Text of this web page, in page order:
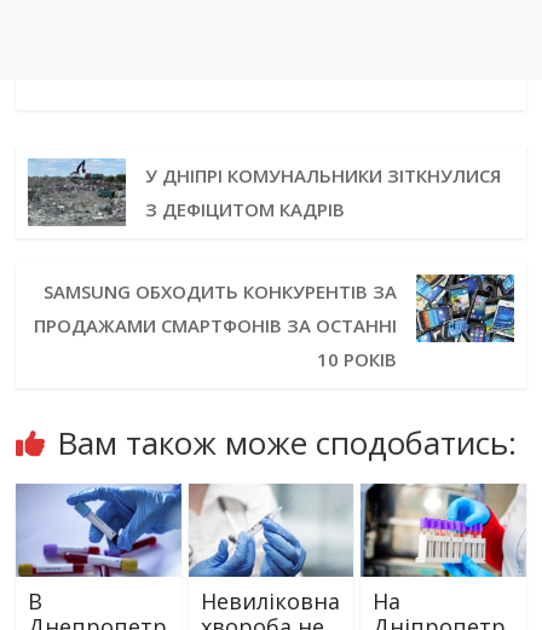
У ДНІПРІ КОМУНАЛЬНИКИ ЗІТКНУЛИСЯ
З ДЕФІЦИТОМ КАДРІВ
SAMSUNG ОБХОДИТЬ КОНКУРЕНТІВ ЗА
ПРОДАЖАМИ СМАРТФОНІВ ЗА ОСТАННІ
10 РОКІВ
Вам також може сподобатись:
В
Невиліковна
На